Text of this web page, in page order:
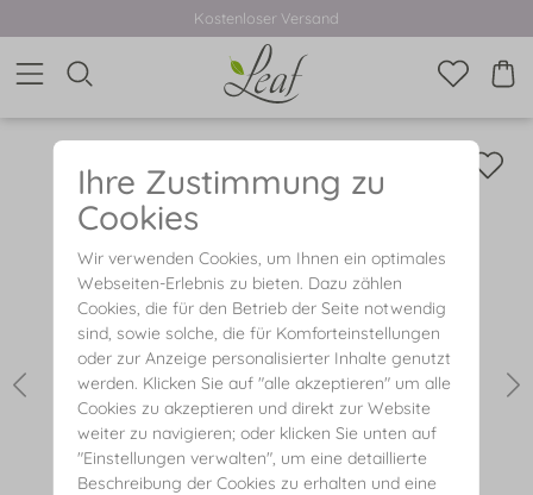
Kostenloser Versand
Ihre Zustimmung zu
Cookies
Wir verwenden Cookies, um Ihnen ein optimales
Webseiten-Erlebnis zu bieten. Dazu zählen
Cookies, die für den Betrieb der Seite notwendig
sind, sowie solche, die für Komforteinstellungen
oder zur Anzeige personalisierter Inhalte genutzt
werden. Klicken Sie auf "alle akzeptieren" um alle
Cookies zu akzeptieren und direkt zur Website
weiter zu navigieren; oder klicken Sie unten auf
"Einstellungen verwalten", um eine detaillierte
Beschreibung der Cookies zu erhalten und eine